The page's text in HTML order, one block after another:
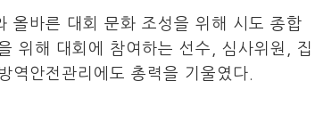
올바른 대회 문화 조성을 위해 시도 종합
위해 대회에 참여하는 선수, 심사위원, 집
역안전관리에도 총력을 기울였다.